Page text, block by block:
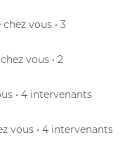
vous • 3
vous • 2
• 4 intervenants
vous • 4 intervenants